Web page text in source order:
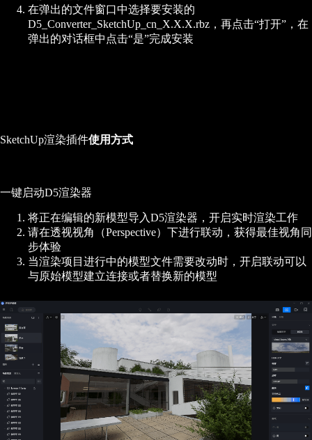
在弹出的文件窗口中选择要安装的
D5_Converter_SketchUp_cn_X.X.X.rbz，再点击“打开”，在
弹出的对话框中点击“是”完成安装
SketchUp渲染插件使用方式
一键启动D5渲染器
将正在编辑的新模型导入D5渲染器，开启实时渲染工作
请在透视视角（Perspective）下进行联动，获得最佳视角同
步体验
当渲染项目进行中的模型文件需要改动时，开启联动可以
与原始模型建立连接或者替换新的模型